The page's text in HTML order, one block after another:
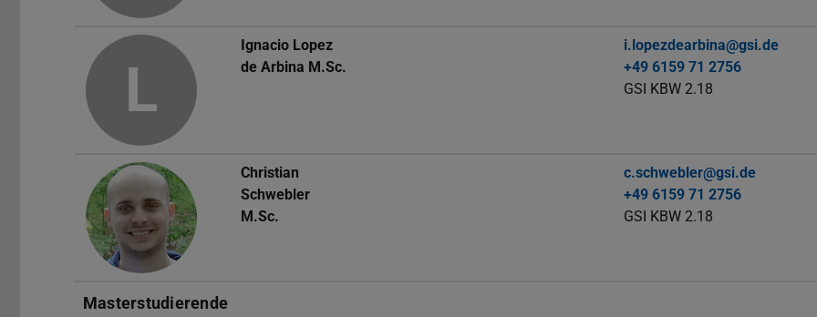
L
Ignacio Lopez
de Arbina M.Sc.
i.lopezdearbina@gsi.de
+49 6159 71 2756
GSI KBW 2.18
Christian
Schwebler
M.Sc.
c.schwebler@gsi.de
+49 6159 71 2756
GSI KBW 2.18
Masterstudierende